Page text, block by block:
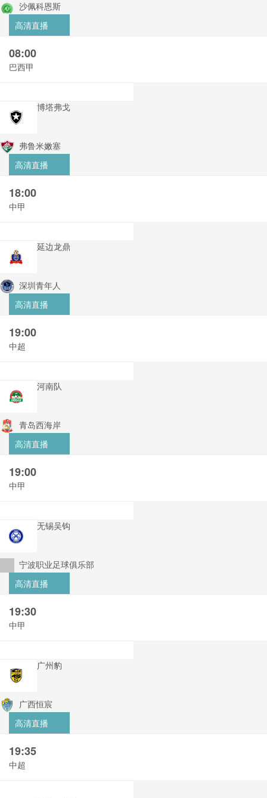
沙佩科恩斯
高清直播
08:00
巴西甲
博塔弗戈
弗鲁米嫩塞
高清直播
18:00
中甲
延边龙鼎
深圳青年人
高清直播
19:00
中超
河南队
青岛西海岸
高清直播
19:00
中甲
无锡吴钩
宁波职业足球俱乐部
高清直播
19:30
中甲
广州豹
广西恒宸
高清直播
19:35
中超